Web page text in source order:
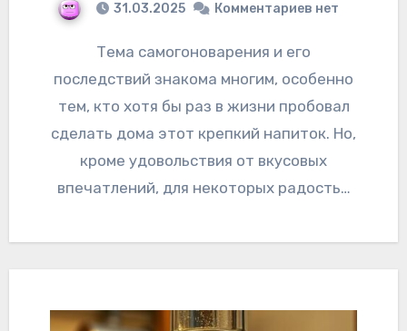
31.03.2025 Комментариев нет
Тема самогоноварения и его
последствий знакома многим, особенно
тем, кто хотя бы раз в жизни пробовал
сделать дома этот крепкий напиток. Но,
кроме удовольствия от вкусовых
впечатлений, для некоторых радость…